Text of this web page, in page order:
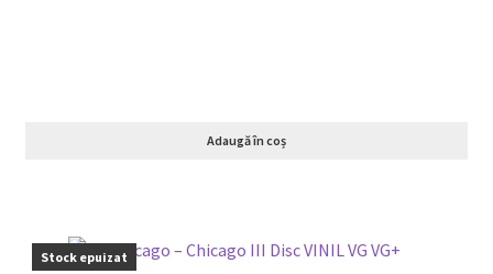
Adaugă în coș
Stock epuizat